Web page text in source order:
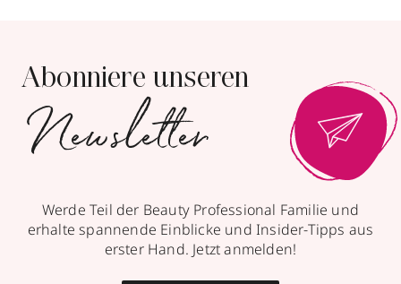
Abonniere unseren
Newsletter
Werde Teil der Beauty Professional Familie und
erhalte spannende Einblicke und Insider-Tipps aus
erster Hand. Jetzt anmelden!